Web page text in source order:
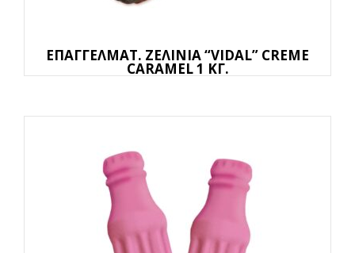
ΕΠΑΓΓΕΛΜΑΤ. ΖΕΛΙΝΙΑ “VIDAL” CREME
CARAMEL 1 ΚΓ.